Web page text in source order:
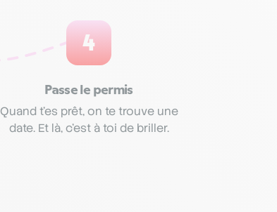
4
Passe le permis
Quand t’es prêt, on te trouve une
date. Et là, c’est à toi de briller.